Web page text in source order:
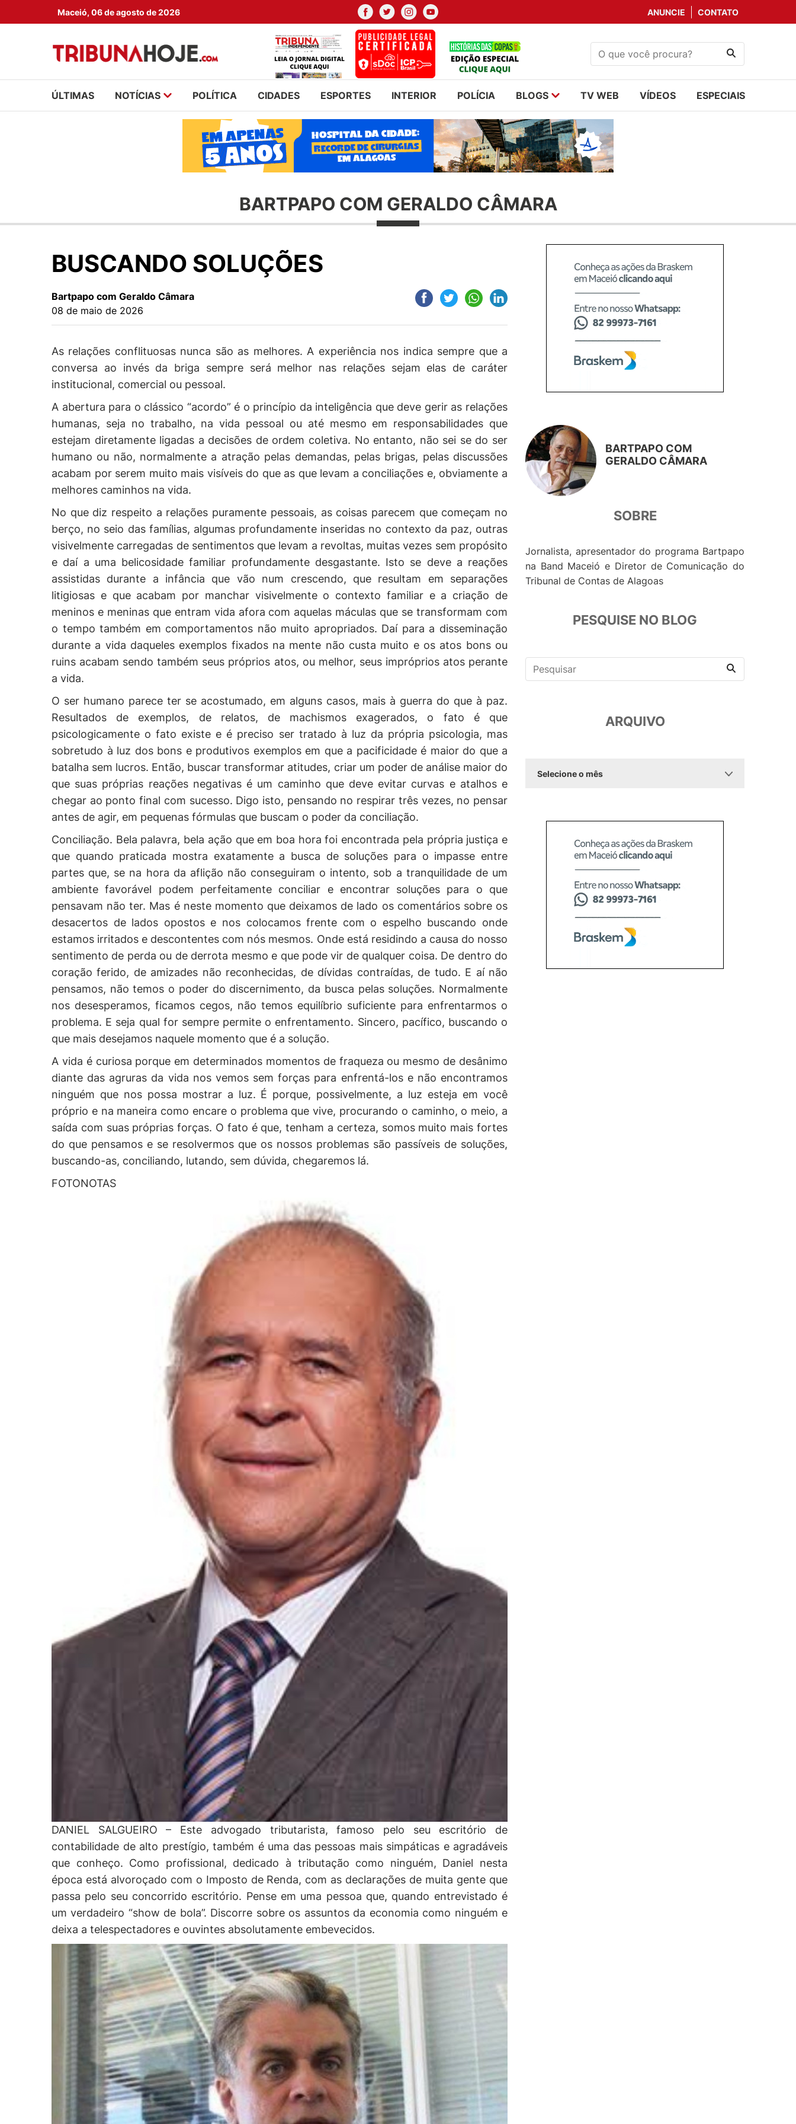
Maceió, 06 de agosto de 2026 ANUNCIE CONTATO
ÚLTIMAS NOTÍCIAS POLÍTICA CIDADES ESPORTES INTERIOR POLÍCIA BLOGS TV WEB VÍDEOS ESPECIAIS
BARTPAPO COM GERALDO CÂMARA
BUSCANDO SOLUÇÕES
Bartpapo com Geraldo Câmara
08 de maio de 2026
As relações conflituosas nunca são as melhores. A experiência nos indica sempre que a
conversa ao invés da briga sempre será melhor nas relações sejam elas de caráter
institucional, comercial ou pessoal.
A abertura para o clássico “acordo” é o princípio da inteligência que deve gerir as relações
humanas, seja no trabalho, na vida pessoal ou até mesmo em responsabilidades que
estejam diretamente ligadas a decisões de ordem coletiva. No entanto, não sei se do ser
humano ou não, normalmente a atração pelas demandas, pelas brigas, pelas discussões
acabam por serem muito mais visíveis do que as que levam a conciliações e, obviamente a
melhores caminhos na vida.
No que diz respeito a relações puramente pessoais, as coisas parecem que começam no
berço, no seio das famílias, algumas profundamente inseridas no contexto da paz, outras
visivelmente carregadas de sentimentos que levam a revoltas, muitas vezes sem propósito
e daí a uma belicosidade familiar profundamente desgastante. Isto se deve a reações
assistidas durante a infância que vão num crescendo, que resultam em separações
litigiosas e que acabam por manchar visivelmente o contexto familiar e a criação de
meninos e meninas que entram vida afora com aquelas máculas que se transformam com
o tempo também em comportamentos não muito apropriados. Daí para a disseminação
durante a vida daqueles exemplos fixados na mente não custa muito e os atos bons ou
ruins acabam sendo também seus próprios atos, ou melhor, seus impróprios atos perante
a vida.
O ser humano parece ter se acostumado, em alguns casos, mais à guerra do que à paz.
Resultados de exemplos, de relatos, de machismos exagerados, o fato é que
psicologicamente o fato existe e é preciso ser tratado à luz da própria psicologia, mas
sobretudo à luz dos bons e produtivos exemplos em que a pacificidade é maior do que a
batalha sem lucros. Então, buscar transformar atitudes, criar um poder de análise maior do
que suas próprias reações negativas é um caminho que deve evitar curvas e atalhos e
chegar ao ponto final com sucesso. Digo isto, pensando no respirar três vezes, no pensar
antes de agir, em pequenas fórmulas que buscam o poder da conciliação.
Conciliação. Bela palavra, bela ação que em boa hora foi encontrada pela própria justiça e
que quando praticada mostra exatamente a busca de soluções para o impasse entre
partes que, se na hora da aflição não conseguiram o intento, sob a tranquilidade de um
ambiente favorável podem perfeitamente conciliar e encontrar soluções para o que
pensavam não ter. Mas é neste momento que deixamos de lado os comentários sobre os
desacertos de lados opostos e nos colocamos frente com o espelho buscando onde
estamos irritados e descontentes com nós mesmos. Onde está residindo a causa do nosso
sentimento de perda ou de derrota mesmo e que pode vir de qualquer coisa. De dentro do
coração ferido, de amizades não reconhecidas, de dívidas contraídas, de tudo. E aí não
pensamos, não temos o poder do discernimento, da busca pelas soluções. Normalmente
nos desesperamos, ficamos cegos, não temos equilíbrio suficiente para enfrentarmos o
problema. E seja qual for sempre permite o enfrentamento. Sincero, pacífico, buscando o
que mais desejamos naquele momento que é a solução.
A vida é curiosa porque em determinados momentos de fraqueza ou mesmo de desânimo
diante das agruras da vida nos vemos sem forças para enfrentá-los e não encontramos
ninguém que nos possa mostrar a luz. É porque, possivelmente, a luz esteja em você
próprio e na maneira como encare o problema que vive, procurando o caminho, o meio, a
saída com suas próprias forças. O fato é que, tenham a certeza, somos muito mais fortes
do que pensamos e se resolvermos que os nossos problemas são passíveis de soluções,
buscando-as, conciliando, lutando, sem dúvida, chegaremos lá.
FOTONOTAS
DANIEL SALGUEIRO – Este advogado tributarista, famoso pelo seu escritório de
contabilidade de alto prestígio, também é uma das pessoas mais simpáticas e agradáveis
que conheço. Como profissional, dedicado à tributação como ninguém, Daniel nesta
época está alvoroçado com o Imposto de Renda, com as declarações de muita gente que
passa pelo seu concorrido escritório. Pense em uma pessoa que, quando entrevistado é
um verdadeiro “show de bola”. Discorre sobre os assuntos da economia como ninguém e
deixa a telespectadores e ouvintes absolutamente embevecidos.
BARTPAPO COM
GERALDO CÂMARA
SOBRE
Jornalista, apresentador do programa Bartpapo
na Band Maceió e Diretor de Comunicação do
Tribunal de Contas de Alagoas
PESQUISE NO BLOG
ARQUIVO